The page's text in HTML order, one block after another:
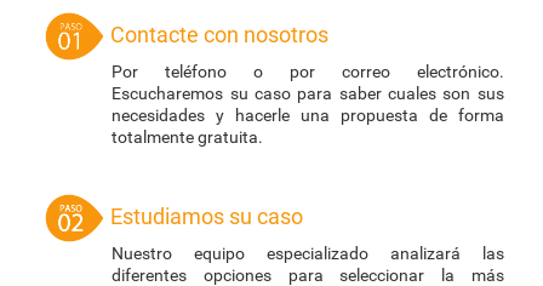
Contacte con nosotros
Por teléfono o por correo electrónico.
Escucharemos su caso para saber cuales son sus
necesidades y hacerle una propuesta de forma
totalmente gratuita.
Estudiamos su caso
Nuestro equipo especializado analizará las
diferentes opciones para seleccionar la más